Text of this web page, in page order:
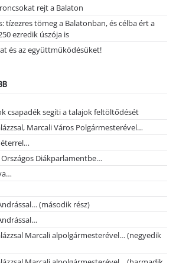
rejt a Balaton
tízezres tömeg a Balatonban, és célba ért a
ezredik úszója is
és az együttműködésüket!
csapadék segíti a talajok feltöltődését
Marcali Város Polgármesterével…
Diákparlamentbe…
(második rész)
Marcali alpolgármesterével… (negyedik